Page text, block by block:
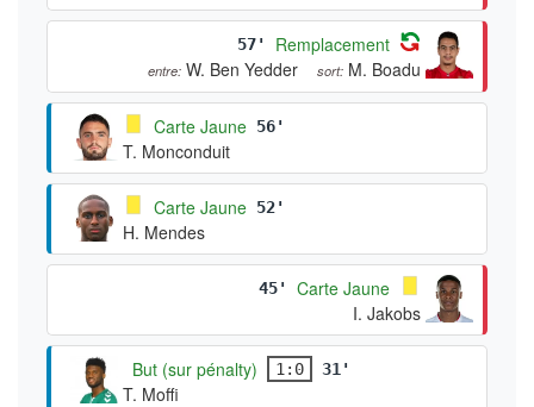
57' Remplacement
entre: W. Ben Yedder sort: M. Boadu
Carte Jaune 56'
T. Monconduit
Carte Jaune 52'
H. Mendes
45'
Carte Jaune
I. Jakobs
But (sur pénalty) 1:0 31'
T. Moffi